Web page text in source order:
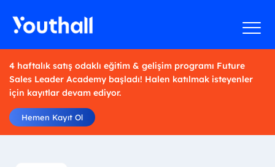
4 haftalık satış odaklı eğitim & gelişim programı Future
Sales Leader Academy başladı! Halen katılmak isteyenler
için kayıtlar devam ediyor.
Hemen Kayıt Ol